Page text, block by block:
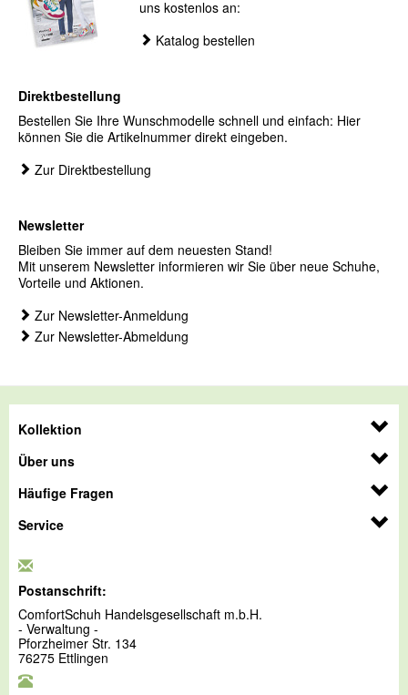
uns kostenlos an:
Katalog bestellen
Direktbestellung
Bestellen Sie Ihre Wunschmodelle schnell und einfach: Hier
können Sie die Artikelnummer direkt eingeben.
Zur Direktbestellung
Newsletter
Bleiben Sie immer auf dem neuesten Stand!
Mit unserem Newsletter informieren wir Sie über neue Schuhe,
Vorteile und Aktionen.
Zur Newsletter-Anmeldung
Zur Newsletter-Abmeldung
Kollektion
Über uns
Häufige Fragen
Service
Postanschrift:
ComfortSchuh Handelsgesellschaft m.b.H.
- Verwaltung -
Pforzheimer Str. 134
76275 Ettlingen